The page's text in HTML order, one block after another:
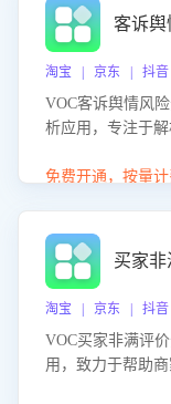
客诉舆
淘宝 | 京东 | 抖
VOC客诉舆情风
析应用，专注于
别客户情绪、归
能力，阻断差评
续提升。
免费开通，按量计
买家
淘宝 | 京东 | 抖
VOC买家非满评
用，致力于帮助